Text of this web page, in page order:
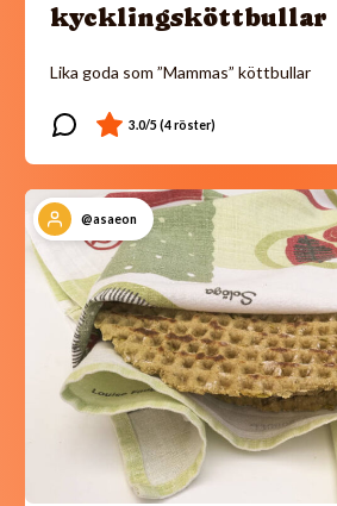
kycklingsköttbullar
Lika goda som ”Mammas” köttbullar
@asaeon